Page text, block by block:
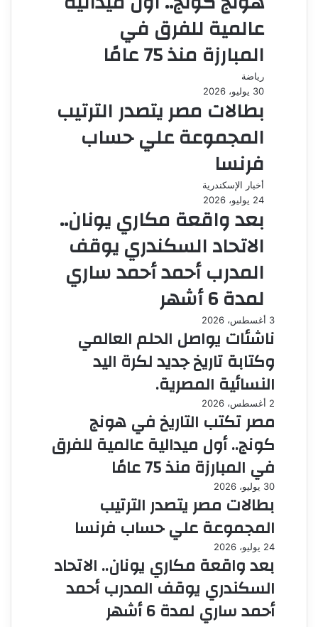
عالمية للفرق في
المبارزة منذ 75 عامًا
رياضة
30 يوليو، 2026
بطالات مصر يتصدر الترتيب
المجموعة علي حساب
فرنسا
أخبار الإسكندرية
24 يوليو، 2026
بعد واقعة مكاري يونان..
الاتحاد السكندري يوقف
المدرب أحمد أحمد ساري
لمدة 6 أشهر
3 أغسطس، 2026
ناشئات يواصل الحلم العالمي
وكتابة تاريخ جديد لكرة اليد
النسائية المصرية.
2 أغسطس، 2026
مصر تكتب التاريخ في هونج
كونج.. أول ميدالية عالمية للفرق
في المبارزة منذ 75 عامًا
30 يوليو، 2026
بطالات مصر يتصدر الترتيب
المجموعة علي حساب فرنسا
24 يوليو، 2026
بعد واقعة مكاري يونان.. الاتحاد
السكندري يوقف المدرب أحمد
أحمد ساري لمدة 6 أشهر